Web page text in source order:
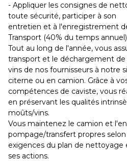
- Appliquer les consignes de
toute sécurité, participer à son
entretien et à l'enregistrement
Transport (40% du temps
Tout au long de l'année, vous
transport et le déchargement
vins de nos fournisseurs à notre
citerne ou en camion. Grâce à
compétences de caviste, vous
en préservant les qualités
moûts/vins.
Vous maintenez le camion et
pompage/transfert propres selon
exigences du plan de
ses actions.